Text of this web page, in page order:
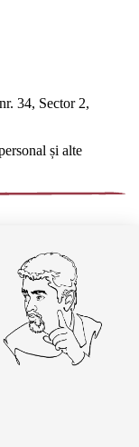
34, Sector 2,
și alte